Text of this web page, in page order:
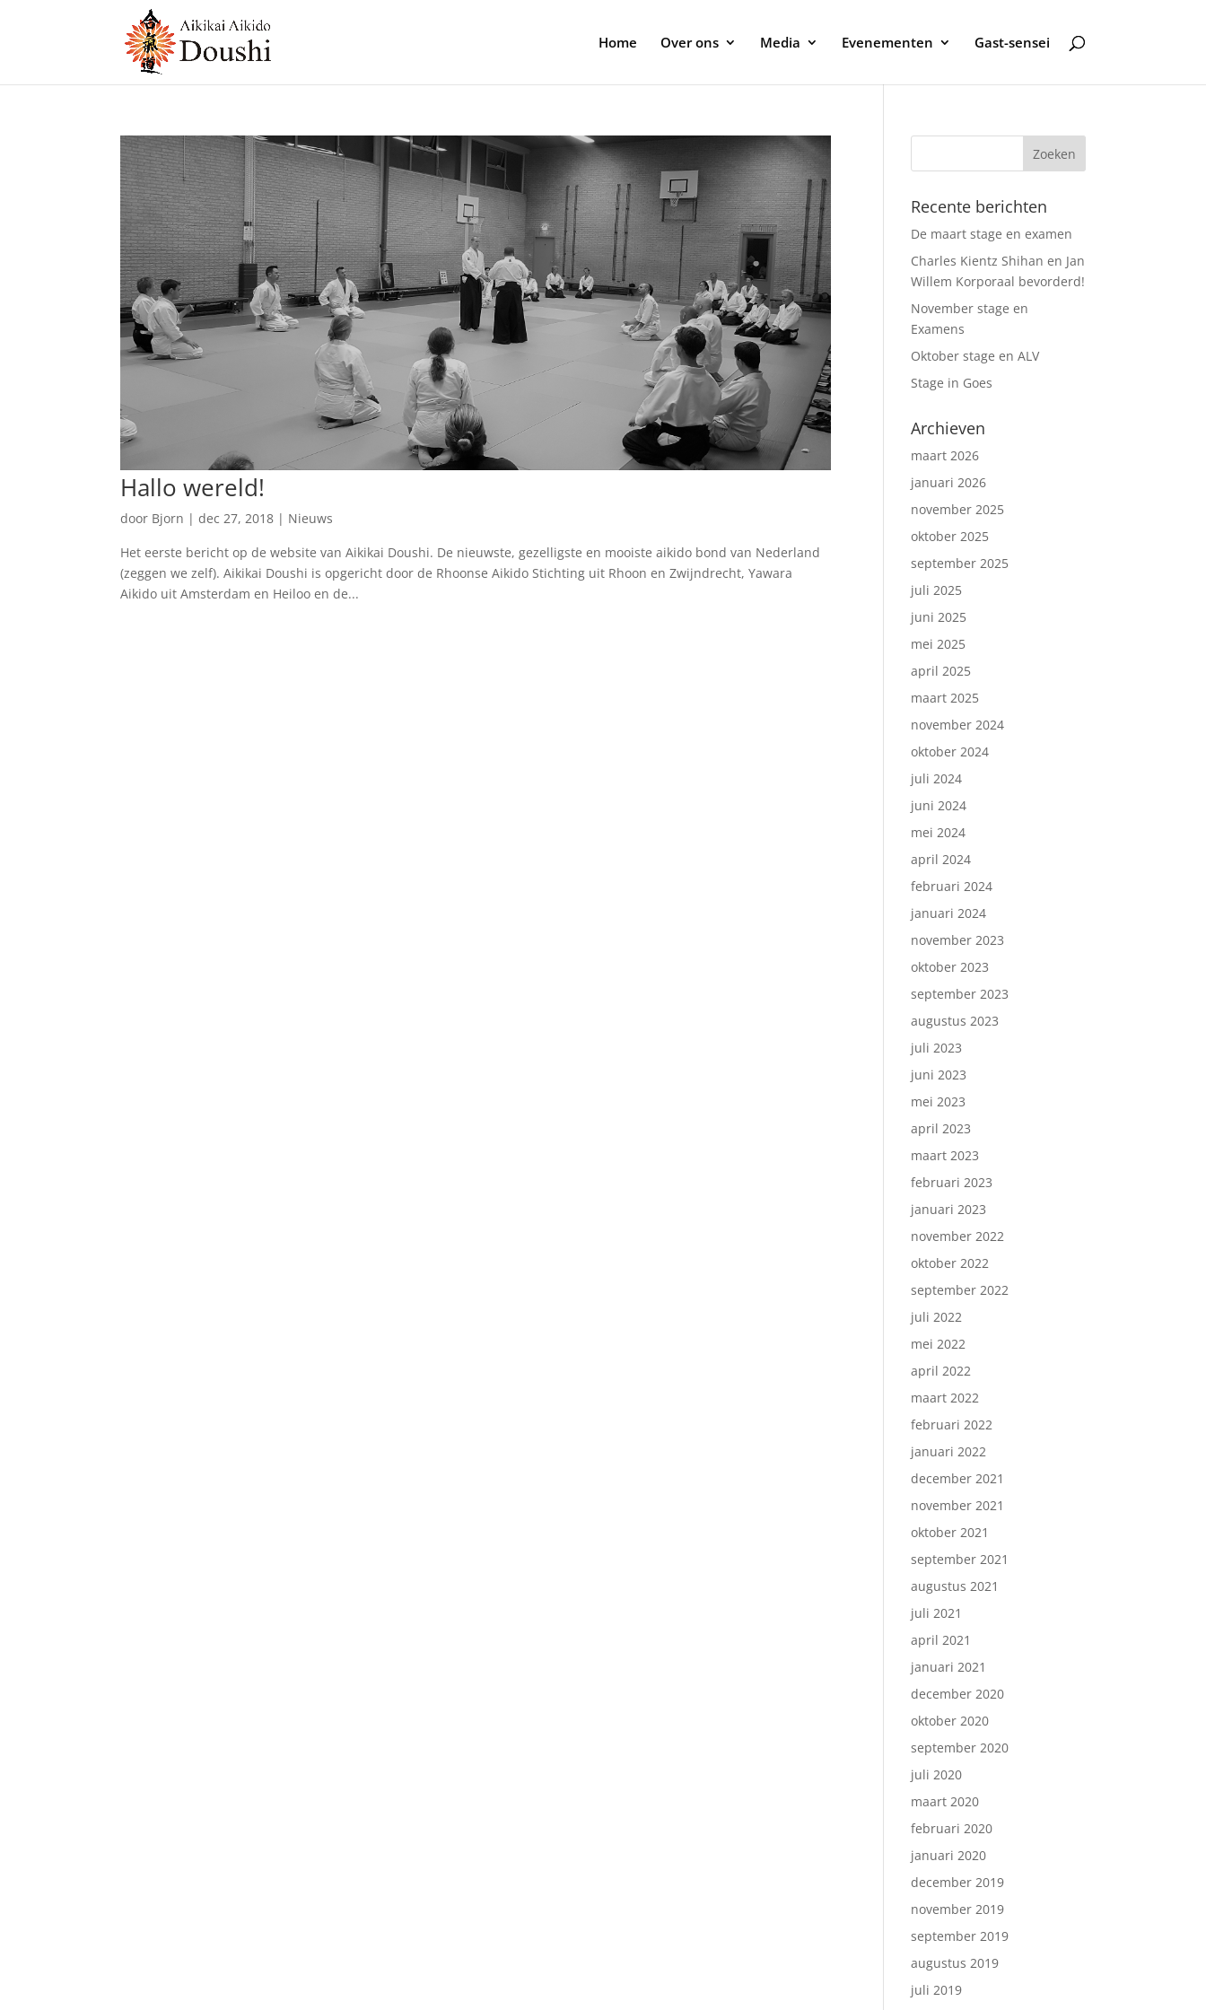
Home Over ons Media Evenementen Gast-sensei
Hallo wereld!
door Bjorn |dec 27, 2018 | Nieuws
Het eerste bericht op de website van Aikikai Doushi. De nieuwste, gezelligste en mooiste aikido bond van Nederland
(zeggen we zelf). Aikikai Doushi is opgericht door de Rhoonse Aikido Stichting uit Rhoon en Zwijndrecht, Yawara
Aikido uit Amsterdam en Heiloo en de...
Recente berichten
De maart stage en examen
Charles Kientz Shihan en Jan
Willem Korporaal bevorderd!
November stage en
Examens
Oktober stage en ALV
Stage in Goes
Archieven
maart 2026
januari 2026
november 2025
oktober 2025
september 2025
juli 2025
juni 2025
mei 2025
april 2025
maart 2025
november 2024
oktober 2024
juli 2024
juni 2024
mei 2024
april 2024
februari 2024
januari 2024
november 2023
oktober 2023
september 2023
augustus 2023
juli 2023
juni 2023
mei 2023
april 2023
maart 2023
februari 2023
januari 2023
november 2022
oktober 2022
september 2022
juli 2022
mei 2022
april 2022
maart 2022
februari 2022
januari 2022
december 2021
november 2021
oktober 2021
september 2021
augustus 2021
juli 2021
april 2021
januari 2021
december 2020
oktober 2020
september 2020
juli 2020
maart 2020
februari 2020
januari 2020
december 2019
november 2019
september 2019
augustus 2019
juli 2019